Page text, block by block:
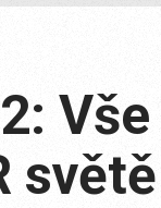
Vše
světě